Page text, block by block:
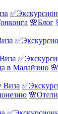
🌸Блог
в Малайзию
Виза
🌸Отели